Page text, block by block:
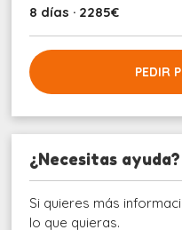
8 días · 2285€
PEDIR
¿Necesitas ayuda?
Si quieres más
lo que quieras.